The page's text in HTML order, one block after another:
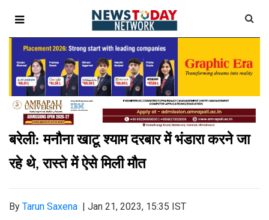
बरेली: मनौना खाटू श्‍याम दरबार में भंडारा करने जा
रहे थे, रास्‍ते में ऐसे मिली मौत
By Tarun Saxena Jan 21, 2023, 15:35 IST